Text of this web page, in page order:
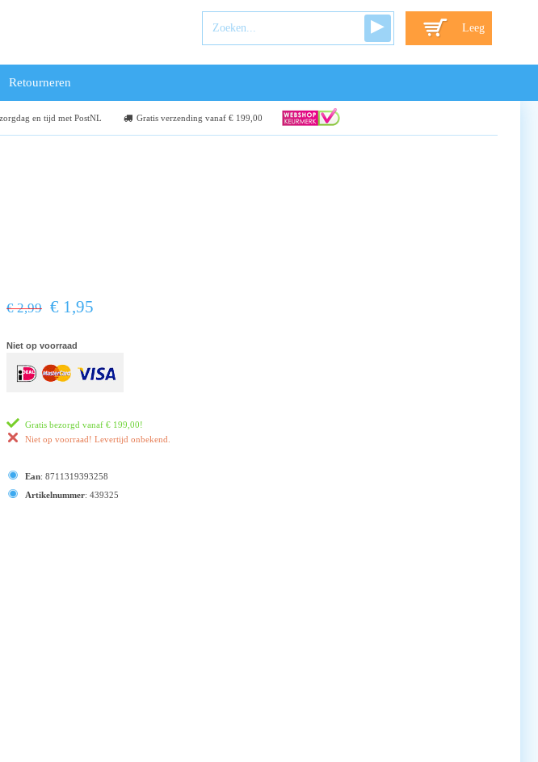
Leeg
Retourneren
en tijd met PostNL Gratis verzending vanaf € 199,00
€ 2,99 € 1,95
Niet op voorraad
Gratis bezorgd vanaf € 199,00!
Niet op voorraad! Levertijd onbekend.
Ean: 8711319393258
Artikelnummer: 439325